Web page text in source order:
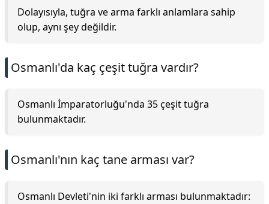
Dolayısıyla, tuğra ve arma farklı anlamlara sahip
olup, aynı şey değildir.
Osmanlı'da kaç çeşit tuğra vardır?
Osmanlı İmparatorluğu'nda 35 çeşit tuğra
bulunmaktadır.
Osmanlı'nın kaç tane arması var?
Osmanlı Devleti'nin iki farklı arması bulunmaktadır: